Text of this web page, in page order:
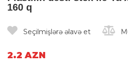
160 q
Seçilmişlərə əlavə et
2.2 AZN